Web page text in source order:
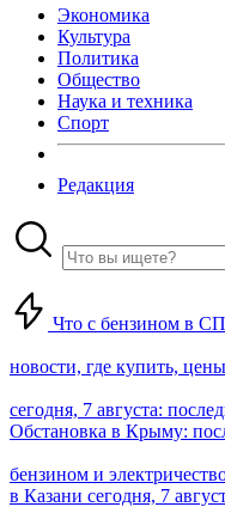
Экономика
Культура
Политика
Общество
Наука и техника
Спорт
Редакция
Что с бензином в
новости, где купить, цены
сегодня, 7 августа:
Обстановка в Крыму:
бензином и
в Казани сегодня, 7